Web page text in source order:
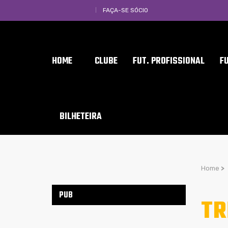
FAÇA-SE SÓCIO
HOME CLUBE FUT. PROFISSIONAL
BILHETEIRA
Home >
PUB